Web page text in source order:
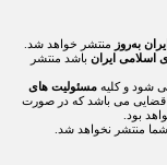
به‌روز منتشر خواهد شد.
اسلامی ایران باشد منتشر
شود و کلیه مسئولیت های
قضایی می باشد که در صورت
بود.
شما منتشر نخواهد شد.